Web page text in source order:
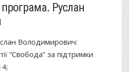
Руслан
Володимирович:
“Свобода” за підтримки